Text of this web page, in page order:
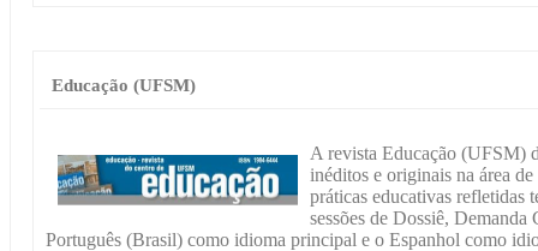
Educação (UFSM)
A revista Educação (UFSM)
inéditos e originais na área
práticas educativas refletidas
sessões de Dossiê,
Português (Brasil) como idioma principal e o Espanhol como